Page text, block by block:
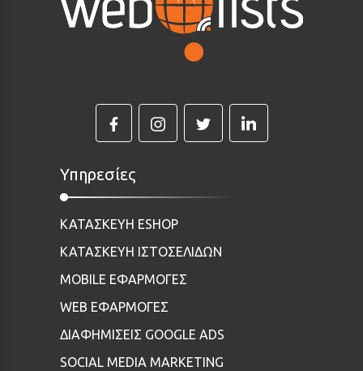
Υπηρεσίες
ΚΑΤΑΣΚΕΥΗ ESHOP
ΚΑΤΑΣΚΕΥΗ ΙΣΤΟΣΕΛΙΔΩΝ
MOBILE ΕΦΑΡΜΟΓΕΣ
WEB ΕΦΑΡΜΟΓΕΣ
ΔΙΑΦΗΜΙΣΕΙΣ GOOGLE ADS
SOCIAL MEDIA MARKETING